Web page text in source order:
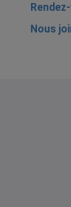
Nous